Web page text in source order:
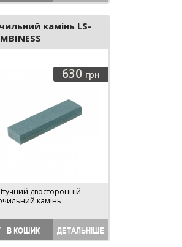
камінь LS-
630 грн
двосторонній
камінь
В КОШИК ДЕТАЛЬНІШЕ